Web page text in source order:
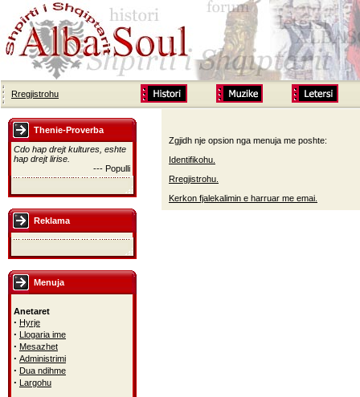
Rregjistrohu
Thenie-Proverba
Cdo hap drejt kultures, eshte
hap drejt lirise.
--- Populli
Reklama
Menuja
Anetaret
· Hyrje
· Llogaria ime
· Mesazhet
· Administrimi
· Dua ndihme
· Largohu
Zgjidh nje opsion nga menuja me poshte:
Identifikohu.
Rregjistrohu.
Kerkon fjalekalimin e harruar me emai.